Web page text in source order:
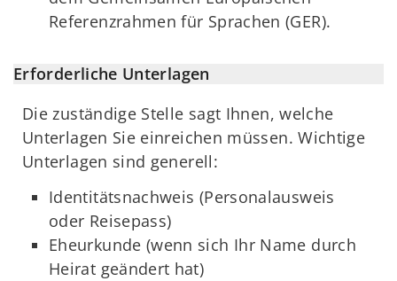
Referenzrahmen für Sprachen (GER).
Erforderliche Unterlagen
Die zuständige Stelle sagt Ihnen, welche
Unterlagen Sie einreichen müssen. Wichtige
Unterlagen sind generell:
Identitätsnachweis (Personalausweis
oder Reisepass)
Eheurkunde (wenn sich Ihr Name durch
Heirat geändert hat)